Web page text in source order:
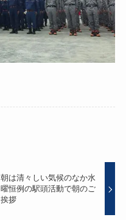
朝は清々しい気候のなか水
曜恒例の駅頭活動で朝のご
挨拶